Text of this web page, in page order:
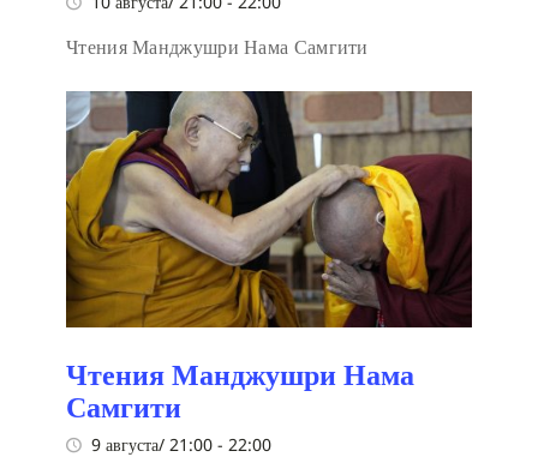
Чтения Манджушри Нама Самгити
Чтения Манджушри Нама
Самгити
9 августа/ 21:00 - 22:00